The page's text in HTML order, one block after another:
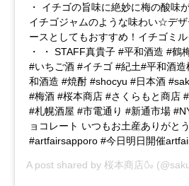
・ イチゴの旨味に絶妙に梅の酸味
イチゴジャムのような味わい☆デ
ースとしてもおすすめ！イチゴミ
・ ・ STAFF真貴子 #平和酒造 #鶴
#いちご酒 #イチゴ #紀土#平和酒
和酒造 #焼酎 #shocyu #日本酒
#梅酒 #桜本商店 #さくらもと商店
#札幌酒屋 #市電通り #新通市場
ョコレート いつもお土産ありがと
#artfairsapporo #今日明日開催
A post shared by 桜本商店🍶